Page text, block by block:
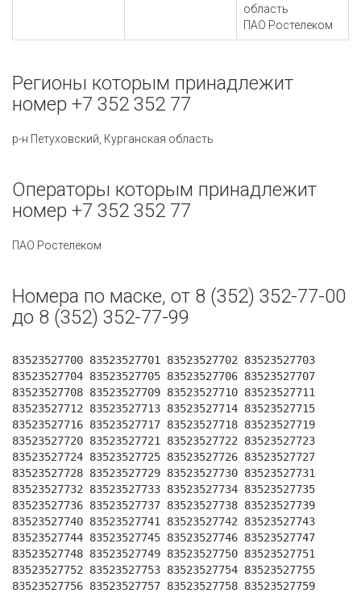
область
ПАО Ростелеком
Регионы которым принадлежит
номер +7 352 352 77
р-н Петуховский, Курганская область
Операторы которым принадлежит
номер +7 352 352 77
ПАО Ростелеком
Номера по маске, от 8 (352) 352-77-00
до 8 (352) 352-77-99
83523527700 83523527701 83523527702 83523527703
83523527704 83523527705 83523527706 83523527707
83523527708 83523527709 83523527710 83523527711
83523527712 83523527713 83523527714 83523527715
83523527716 83523527717 83523527718 83523527719
83523527720 83523527721 83523527722 83523527723
83523527724 83523527725 83523527726 83523527727
83523527728 83523527729 83523527730 83523527731
83523527732 83523527733 83523527734 83523527735
83523527736 83523527737 83523527738 83523527739
83523527740 83523527741 83523527742 83523527743
83523527744 83523527745 83523527746 83523527747
83523527748 83523527749 83523527750 83523527751
83523527752 83523527753 83523527754 83523527755
83523527756 83523527757 83523527758 83523527759